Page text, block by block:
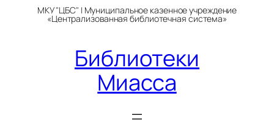
МКУ "ЦБС" | Муниципальное казенное учреждение
«Централизованная библиотечная система»
Библиотеки
Миасса